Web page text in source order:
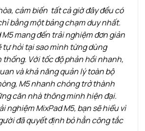
cảm biến tất cả giờ đây đều có
bằng một bảng chạm duy nhất.
M5 mang đến trải nghiệm đơn giản
tự hỏi tại sao mình từng dùng
Với tốc độ phản hồi nhanh,
và khả năng quản lý toàn bộ
M5 nhanh chóng trở thành
căn nhà thông minh hiện đại.
nghiệm MixPad M5, bạn sẽ hiểu vì
đã quyết định bỏ hẳn công tắc